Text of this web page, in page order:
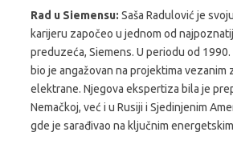
Rad u Siemensu: Saša Radulović je
karijeru započeo u jednom od
preduzeća, Siemens. U periodu od
bio je angažovan na projektima vezanim
elektrane. Njegova ekspertiza bila je
Nemačkoj, već i u Rusiji i Sjedinjenim
gde je sarađivao na ključnim